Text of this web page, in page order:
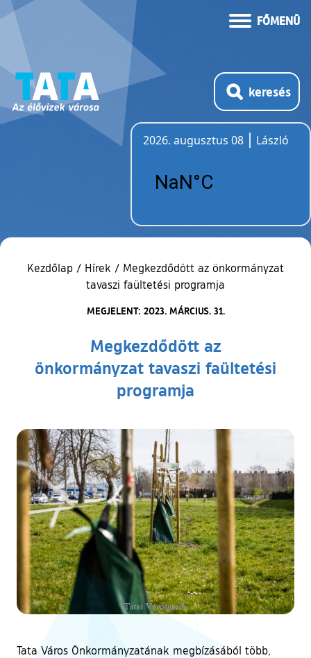
FŐMENÜ
keresés
2026. augusztus 08
László
Kezdőlap / Hírek / Megkezdődött az önkormányzat
tavaszi faültetési programja
MEGJELENT: 2023. MÁRCIUS. 31.
Megkezdődött az
önkormányzat tavaszi faültetési
programja
Tata Város Önkormányzatának megbízásából több,